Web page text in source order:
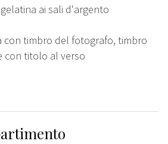
ai sali d'argento
con timbro del fotografo, timbro
con titolo al verso